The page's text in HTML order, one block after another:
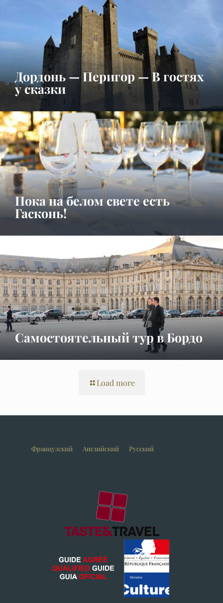
Дордонь — Перигор — В гостях
у сказки
Пока на белом свете есть
Гасконь!
Самостоятельный тур в Бордо
Load more
Французский Английский Русский